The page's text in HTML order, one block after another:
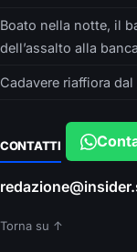
Boato nella notte, il
dell’assalto alla
Cadavere riaffiora
CONTATTI
Torna su ↑